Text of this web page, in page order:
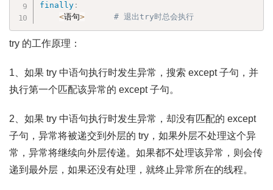
finally :
<语句> # 退出try时总会执行
try 的工作原理：
1、如果 try 中语句执行时发生异常，搜索 except 子句，并
执行第一个匹配该异常的 except 子句。
2、如果 try 中语句执行时发生异常，却没有匹配的 except
子句，异常将被递交到外层的 try，如果外层不处理这个异
常，异常将继续向外层传递。如果都不处理该异常，则会传
递到最外层，如果还没有处理，就终止异常所在的线程。